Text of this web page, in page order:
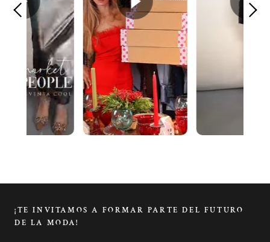
¡TE INVITAMOS A FORMAR PARTE DEL FUTURO
DE LA MODA!